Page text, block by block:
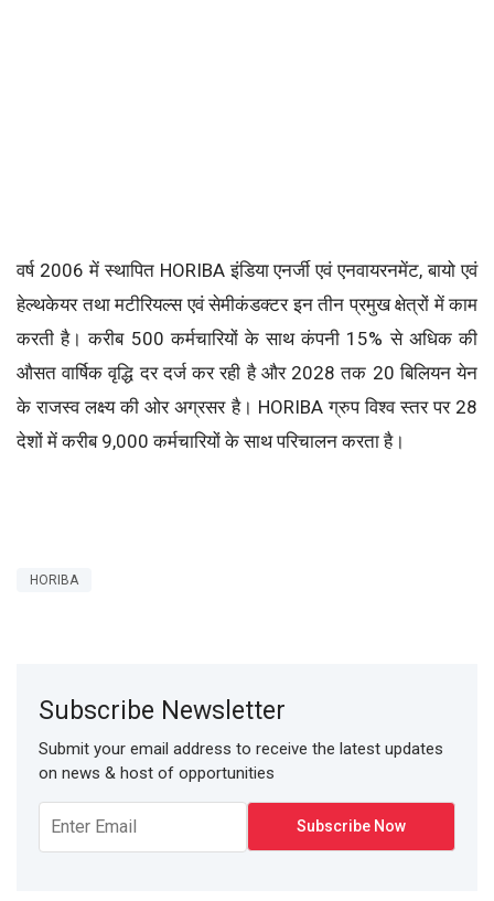
वर्ष 2006 में स्थापित HORIBA इंडिया एनर्जी एवं एनवायरनमेंट, बायो एवं
हेल्थकेयर तथा मटीरियल्स एवं सेमीकंडक्टर इन तीन प्रमुख क्षेत्रों में काम
करती है। करीब 500 कर्मचारियों के साथ कंपनी 15% से अधिक की
औसत वार्षिक वृद्धि दर दर्ज कर रही है और 2028 तक 20 बिलियन येन
के राजस्व लक्ष्य की ओर अग्रसर है। HORIBA ग्रुप विश्व स्तर पर 28
देशों में करीब 9,000 कर्मचारियों के साथ परिचालन करता है।
HORIBA
Subscribe Newsletter
Submit your email address to receive the latest updates
on news & host of opportunities